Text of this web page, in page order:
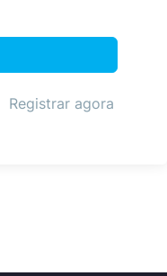
Registrar agora